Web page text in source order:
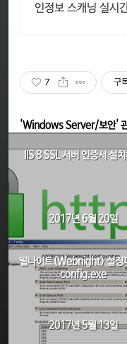
인정보 스캐닝 실시
7 구
'Windows Server/보안'
IIS 8 SSL 서버 인증서 설치
2017년 6월 20일
웹나이트(Webnight) 설정
config.exe
2017년 5월 13일